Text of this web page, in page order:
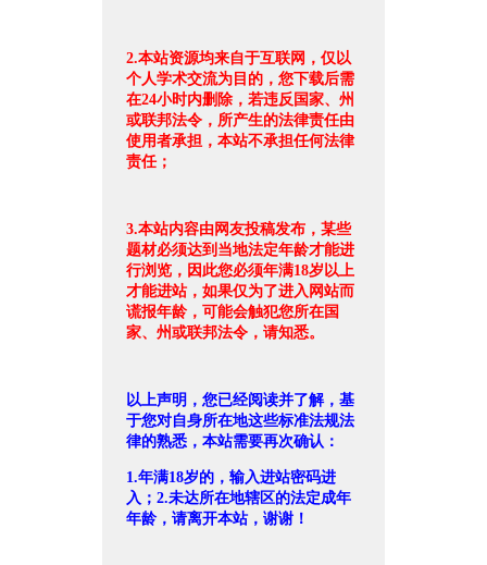
2.本站资源均来自于互联网，仅以
个人学术交流为目的，您下载后需
在24小时内删除，若违反国家、州
或联邦法令，所产生的法律责任由
使用者承担，本站不承担任何法律
责任；
3.本站内容由网友投稿发布，某些
题材必须达到当地法定年龄才能进
行浏览，因此您必须年满18岁以上
才能进站，如果仅为了进入网站而
谎报年龄，可能会触犯您所在国
家、州或联邦法令，请知悉。
以上声明，您已经阅读并了解，基
于您对自身所在地这些标准法规法
律的熟悉，本站需要再次确认：
1.年满18岁的，输入进站密码进
入；2.未达所在地辖区的法定成年
年龄，请离开本站，谢谢！